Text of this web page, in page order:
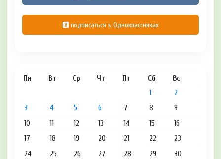
подписаться в Одноклассниках
Пн Вт Ср Чт Пт Сб Вс
1
2
3
4 5 6 7 8
9
10
11 12 13 14 15
16
17
18 19 20 21 22
23
24
25 26 27 28 29
30